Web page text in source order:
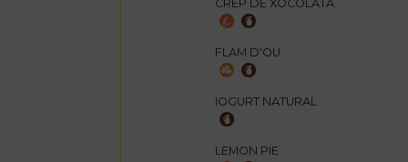
CREP DE XOCOLATA
FLAM D'OU
IOGURT NATURAL
LEMON PIE